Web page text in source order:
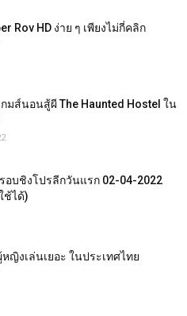
Rov HD ง่าย ๆ เพียงไม่กี่คลิก
มส์นอนสู้ผี The Haunted Hostel ใน
อบชิงโปรลีกวันแรก 02-04-2022
ช้ได้)
ญิงเล่นเยอะ ในประเทศไทย